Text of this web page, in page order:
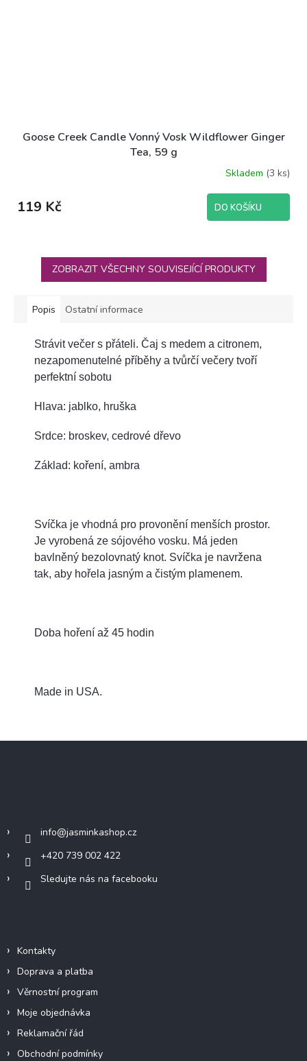
Goose Creek Candle Vonný Vosk Wildflower Ginger
Tea, 59 g
Skladem (3 ks)
119 Kč DO KOŠÍKU
ZOBRAZIT VŠECHNY SOUVISEJÍCÍ PRODUKTY
Popis Ostatní informace
Strávit večer s přáteli. Čaj s medem a citronem,
nezapomenutelné příběhy a tvůrčí večery tvoří
perfektní sobotu
Hlava: jablko, hruška
Srdce: broskev, cedrové dřevo
Základ: koření, ambra
Svíčka je vhodná pro provonění menších prostor.
Je vyrobená ze sójového vosku. Má jeden
bavlněný bezolovnatý knot. Svíčka je navržena
tak, aby hořela jasným a čistým plamenem.
Doba hoření až 45 hodin
Made in USA.
info@jasminkashop.cz
+420 739 002 422
Sledujte nás na facebooku
Kontakty
Doprava a platba
Věrnostní program
Moje objednávka
Reklamační řád
Obchodní podmínky